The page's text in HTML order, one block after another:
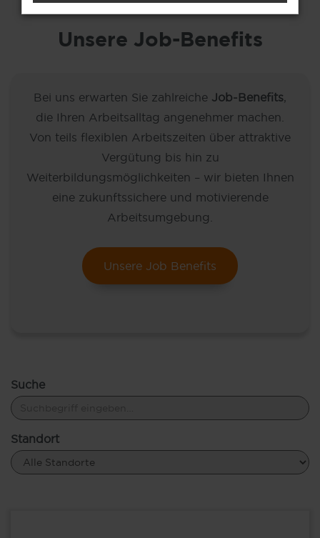
Unsere Job-Benefits
Bei uns erwarten Sie zahlreiche Job-Benefits,
die Ihren Arbeitsalltag angenehmer machen.
Von teils flexiblen Arbeitszeiten über attraktive
Vergütung bis hin zu
Weiterbildungsmöglichkeiten – wir bieten Ihnen
eine zukunftssichere und motivierende
Arbeitsumgebung.
Unsere Job Benefits
Suche
Standort